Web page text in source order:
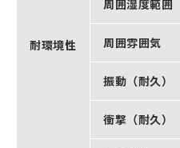
耐環境性
周囲湿度範囲
周囲雰囲気
振動（耐久）
衝撃（耐久）